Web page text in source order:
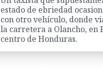
estado de ebriedad
con otro vehículo, donde
la carretera a Olancho, en
centro de Honduras.